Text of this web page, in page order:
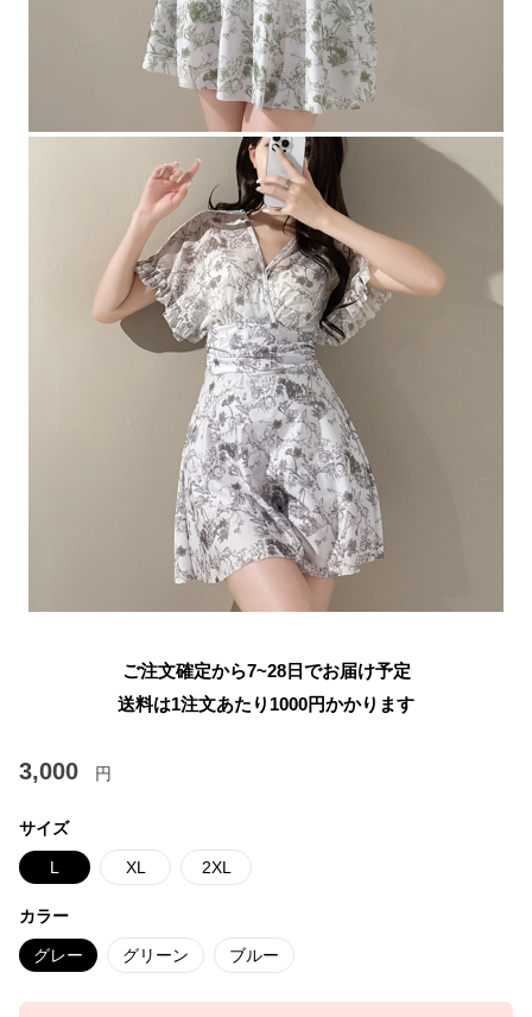
ご注文確定から7~28日でお届け予定
送料は1注文あたり 1000円かかります
3,000 円
サイズ
L XL 2XL
カラー
グレー グリーン ブルー